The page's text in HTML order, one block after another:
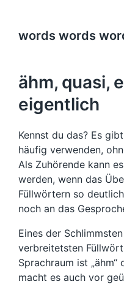
words words
ähm, quasi,
eigentlich
Kennst du das? Es
häufig verwenden,
Als Zuhörende kann
werden, wenn das
Füllwörtern so
noch an das
Eines der
verbreitetsten
Sprachraum ist „ähm“
macht es auch vor